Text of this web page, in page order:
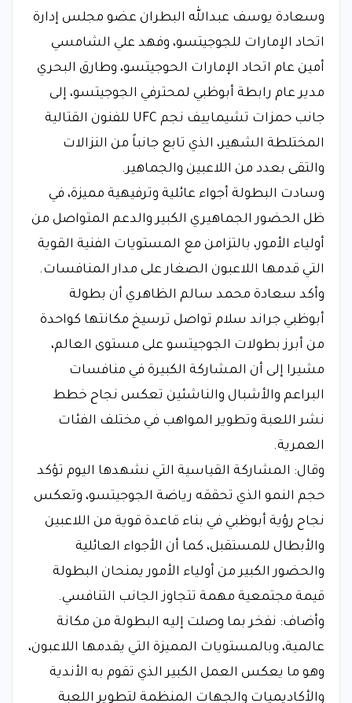
وسعادة يوسف عبدالله البطران عضو مجلس إدارة
اتحاد الإمارات للجوجيتسو، وفهد علي الشامسي
أمين عام اتحاد الإمارات الحوجيتسو، وطارق البحري
مدير عام رابطة أبوظبي لمحترفي الجوجيتسو، إلى
جانب حمزات تشيماييف نجم UFC للفنون القتالية
المختلطة الشهير، الذي تابع جانباً من النزالات
والتقى بعدد من اللاعبين والجماهير.
وسادت البطولة أجواء عائلية وترفيهية مميزة، في
ظل الحضور الجماهيري الكبير والدعم المتواصل من
أولياء الأمور، بالتزامن مع المستويات الفنية القوية
التي قدمها اللاعبون الصغار على مدار المنافسات.
وأكد سعادة محمد سالم الظاهري أن بطولة
أبوظبي جراند سلام تواصل ترسيخ مكانتها كواحدة
من أبرز بطولات الجوجيتسو على مستوى العالم،
مشيرا إلى أن المشاركة الكبيرة في منافسات
البراعم والأشبال والناشئين تعكس نجاح خطط
نشر اللعبة وتطوير المواهب في مختلف الفئات
العمرية.
وقال: المشاركة القياسية التي نشهدها اليوم تؤكد
حجم النمو الذي تحققه رياضة الجوجيتسو، وتعكس
نجاح رؤية أبوظبي في بناء قاعدة قوية من اللاعبين
والأبطال للمستقبل، كما أن الأجواء العائلية
والحضور الكبير من أولياء الأمور يمنحان البطولة
قيمة مجتمعية مهمة تتجاوز الجانب التنافسي.
وأضاف: نفخر بما وصلت إليه البطولة من مكانة
عالمية، وبالمستويات المميزة التي يقدمها اللاعبون،
وهو ما يعكس العمل الكبير الذي تقوم به الأندية
والأكاديميات والجهات المنظمة لتطوير اللعبة